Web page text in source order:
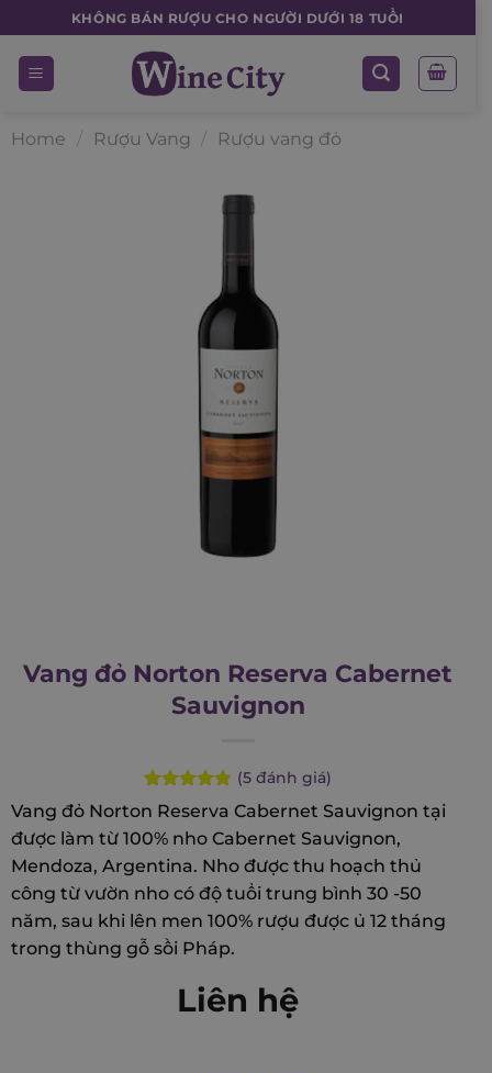
to
content
KHÔNG BÁN RƯỢU CHO NGƯỜI DƯỚI 18 TUỔI
Home / Rượu Vang / Rượu vang đỏ
Vang đỏ Norton Reserva Cabernet
Sauvignon
Rated4.80
out of 5
based on
5
customer
ratings
(5đánh giá)
Vang đỏ Norton Reserva Cabernet Sauvignon tại
được làm từ 100% nho Cabernet Sauvignon,
Mendoza, Argentina. Nho được thu hoạch thủ
công từ vườn nho có độ tuổi trung bình 30 -50
năm, sau khi lên men 100% rượu được ủ 12 tháng
trong thùng gỗ sồi Pháp.
Liên hệ